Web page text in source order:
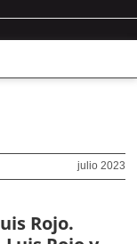
julio 2023
Rojo.